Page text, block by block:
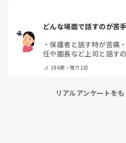
どんな場面で話すのが苦
・保護者と話す時が苦痛 ・
任や園長など上司と話す
他(コメントで教えてくだ
186票・残り1日
リアルアンケートを